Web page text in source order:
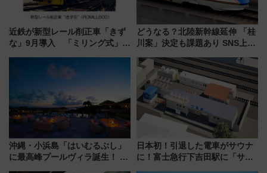
近鉄が新型レール削正車「きず
な」9月導入 「ミリング式」採
化！安全性や乗り心地の向上に
どうなる？北陸新幹線延伸 「桂
川案」決定も課題あり SNS上の
沖縄・小浜島「はいむるぶし」
に最高峰プールヴィラ誕生！ 石
日本初！引退した電車がサウナ
に！富士急行下吉田駅に「サ電